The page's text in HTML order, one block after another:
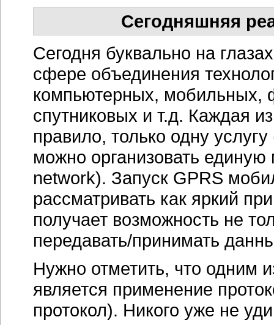
Сегодняшняя
Сегодня буквально на
сфере объединения
компьютерных, мобильных,
спутниковых и т.д. Каждая
правило, только одну услугу
можно организовать единую
network). Запуск GPRS
рассматривать как яркий
получает возможность не
передавать/принимать
Нужно отметить, что одним
является применение
протокол). Никого уже не